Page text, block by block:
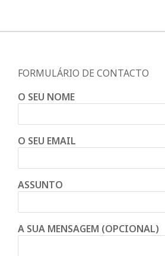
FORMULÁRIO DE CONTACTO
O SEU NOME
O SEU EMAIL
ASSUNTO
A SUA MENSAGEM (OPCIONAL)